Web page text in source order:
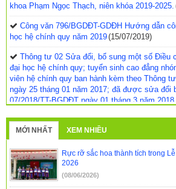
khoa Phạm Ngọc Thạch, niên khóa 2019-2025.
Công văn 796/BGDĐT-GDĐH Hướng dẫn
học hệ chính quy năm 2019(15/07/2019)
Thông tư 02 Sửa đổi, bổ sung một số Điều
đại học hệ chính quy; tuyển sinh cao đẳng
viên hệ chính quy ban hành kèm theo Thông
ngày 25 tháng 01 năm 2017; đã được sửa đổi
07/2018/TT-BGDĐT ngày 01 tháng 3 năm
Hướng dẫn công tác tuyển sinh đại học hệ
cao đẳng, tuyển sinh trung cấp nhóm ngành
quy năm 2019 (14/03/2019)
Customer Reviews and Ratings for Glucotrust
Supplements(14/03/2019)
MỚI NHẤT XEM NHIỀU
Rực rỡ sắc hoa thành tích trong
2026
(08/06/2026)